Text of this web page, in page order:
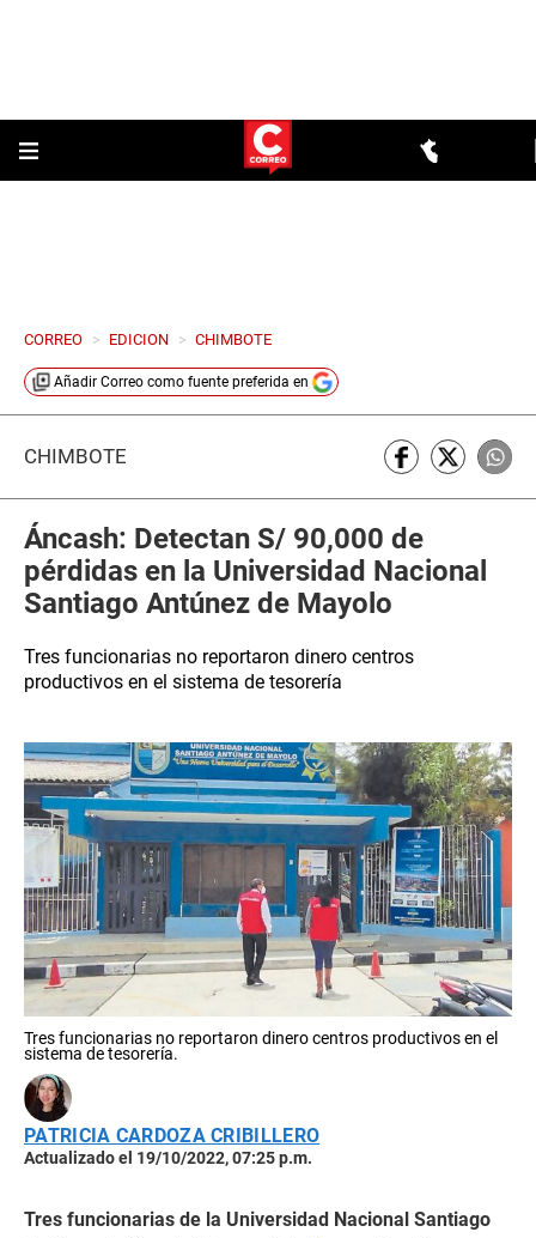
CORREO > EDICION > CHIMBOTE
Añadir Correo como fuente preferida en
CHIMBOTE
Áncash: Detectan S/ 90,000 de
pérdidas en la Universidad Nacional
Santiago Antúnez de Mayolo
Tres funcionarias no reportaron dinero centros
productivos en el sistema de tesorería
Tres funcionarias no reportaron dinero centros productivos en el
sistema de tesorería.
PATRICIA CARDOZA CRIBILLERO
Actualizado el 19/10/2022, 07:25 p.m.
Tres funcionarias de la Universidad Nacional Santiago